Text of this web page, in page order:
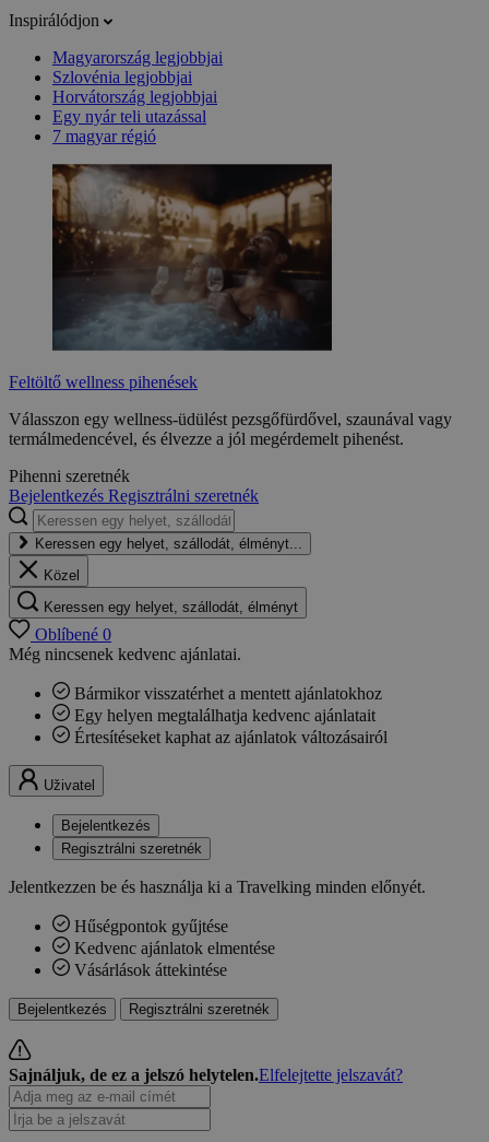
Inspirálódjon
Magyarország legjobbjai
Szlovénia legjobbjai
Horvátország legjobbjai
Egy nyár teli utazással
7 magyar régió
Feltöltő wellness pihenések
Válasszon egy wellness-üdülést pezsgőfürdővel, szaunával vagy
termálmedencével, és élvezze a jól megérdemelt pihenést.
Pihenni szeretnék
Bejelentkezés Regisztrálni szeretnék
Keressen egy helyet, szállodát, élményt...
Közel
Keressen egy helyet, szállodát, élményt
Oblíbené 0
Még nincsenek kedvenc ajánlatai.
Bármikor visszatérhet a mentett ajánlatokhoz
Egy helyen megtalálhatja kedvenc ajánlatait
Értesítéseket kaphat az ajánlatok változásairól
Uživatel
Bejelentkezés
Regisztrálni szeretnék
Jelentkezzen be és használja ki a Travelking minden előnyét.
Hűségpontok gyűjtése
Kedvenc ajánlatok elmentése
Vásárlások áttekintése
Bejelentkezés Regisztrálni szeretnék
Sajnáljuk, de ez a jelszó helytelen.Elfelejtette jelszavát?